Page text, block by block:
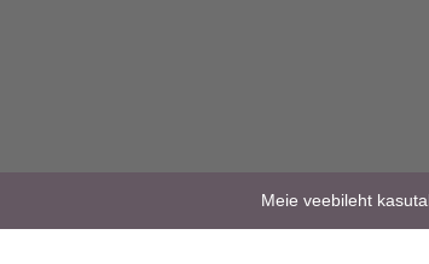
Meie veebileht